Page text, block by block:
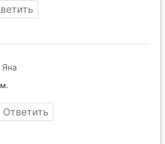
Яна
Ответить